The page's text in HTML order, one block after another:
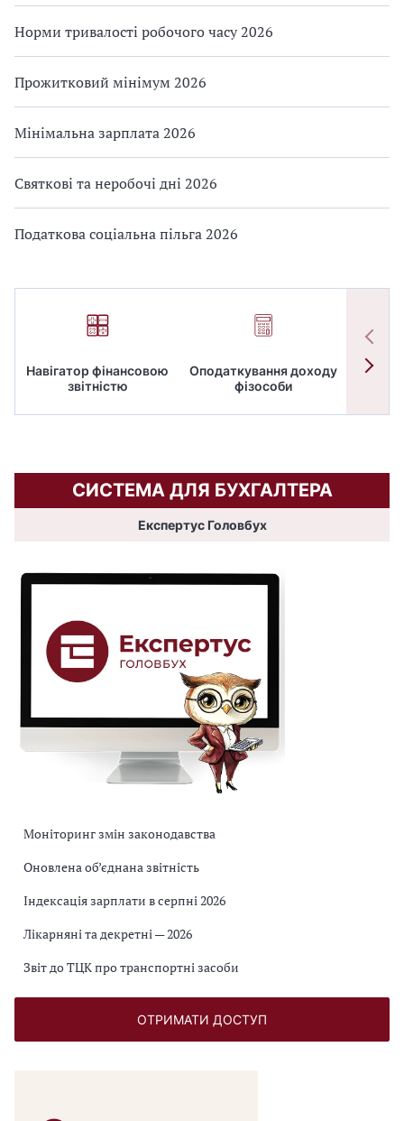
Норми тривалості робочого часу 2026
Прожитковий мінімум 2026
Мінімальна зарплата 2026
Святкові та неробочі дні 2026
Податкова соціальна пільга 2026
Навігатор фінансовою
звітністю
Оподаткування доходу
фізособи
СИСТЕМА ДЛЯ БУХГАЛТЕРА
Експертус Головбух
Моніторинг змін законодавства
Оновлена об’єднана звітність
Індексація зарплати в серпні 2026
Лікарняні та декретні — 2026
Звіт до ТЦК про транспортні засоби
ОТРИМАТИ ДОСТУП